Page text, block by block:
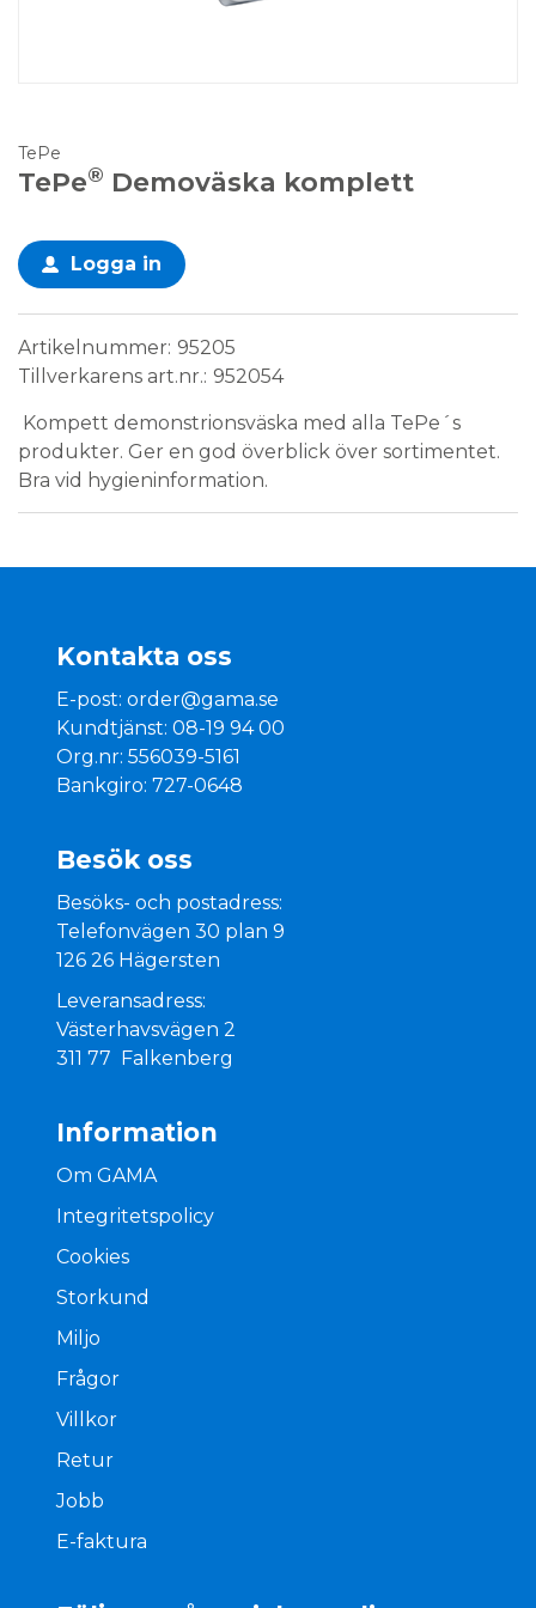
TePe
TePe® Demoväska komplett
Logga in
Artikelnummer 95205
Tillverkarens art.nr. 952054
Kompett demonstrionsväska med alla TePe´s
produkter. Ger en god överblick över sortimentet.
Bra vid hygieninformation.
Kontakta oss
E-post:order@gama.se
Kundtjänst: 08-19 94 00
Org.nr: 556039-5161
Bankgiro: 727-0648
Besök oss
Besöks- och postadress:
Telefonvägen 30 plan 9
126 26 Hägersten
Leveransadress:
Västerhavsvägen 2
311 77 Falkenberg
Information
Om GAMA
Integritetspolicy
Cookies
Storkund
Miljo
Frågor
Villkor
Retur
Jobb
E-faktura